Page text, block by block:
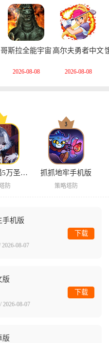
哥斯拉全能宇宙
2026-08-08
高尔夫勇者中文
2026-08-08
恐怖躲猫猫5万圣节版
防
抓抓地牢手机版
策略塔防
手机版
08-07
下载
版
2026-08-07
下载
版